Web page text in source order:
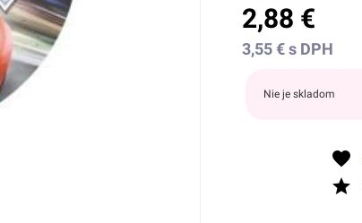
2,88 €
3,55€s DPH
Nie je skladom